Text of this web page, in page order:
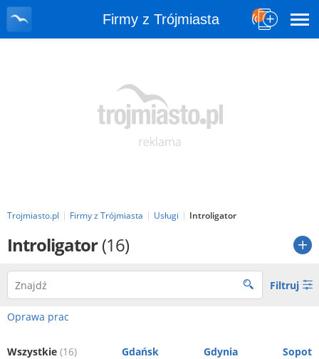
Firmy z Trójmiasta
Trojmiasto.pl Firmy z Trójmiasta Usługi Introligator
Introligator(16)
Filtruj
Oprawa prac
Wszystkie (16) Gdańsk Gdynia Sopot